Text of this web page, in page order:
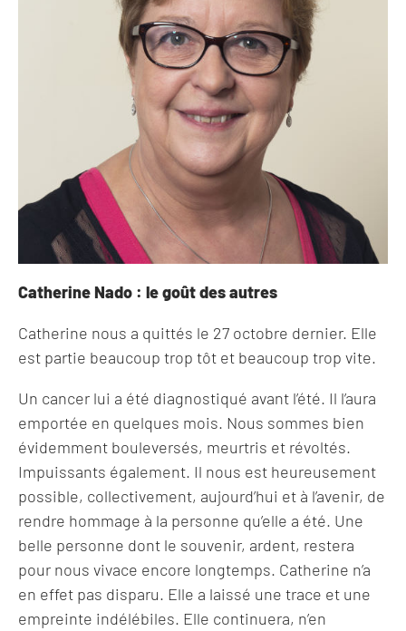
Catherine Nado : le goût des autres
Catherine nous a quittés le 27 octobre dernier. Elle
est partie beaucoup trop tôt et beaucoup trop vite.
Un cancer lui a été diagnostiqué avant l’été. Il l’aura
emportée en quelques mois. Nous sommes bien
évidemment bouleversés, meurtris et révoltés.
Impuissants également. Il nous est heureusement
possible, collectivement, aujourd’hui et à l’avenir, de
rendre hommage à la personne qu’elle a été. Une
belle personne dont le souvenir, ardent, restera
pour nous vivace encore longtemps. Catherine n’a
en effet pas disparu. Elle a laissé une trace et une
empreinte indélébiles. Elle continuera, n’en